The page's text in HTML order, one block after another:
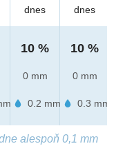
dnes
10 %
0 mm
0.2 mm
dnes
10 %
0 mm
0.3 mm
alespoň 0,1 mm